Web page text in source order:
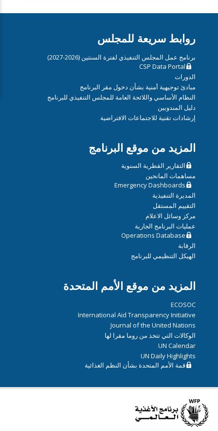
روابط سريعة للمجلس
برنامج عمل المجلس التنفيذي لفترة السنتين (2026-2027)
CSP Data Portal
الدورات
مبادئ توجيهية أمنية بشأن دخول مقر البرنامج
النظام الأساسي واللائحة العامة للمجلس التنفيذي للبرنامج
دليل المندوبين
إرشادات تقنية للاجتماعات الافتراضية
المزيد من موقع البرنامج
التقارير القطرية السنوية
مساهمات المانحين
Emergency Dashboards
المديرة التنفيذية
التقييم المستقل
مركز وسائل الاعلام
عمليات البرنامج الجارية
Operations Database
الرقابة
الهيكل التنظيمي للبرنامج
المزيد من موقع الأمم المتحدة
ECOSOC
International Aid Transparency Initiative
Journal of the United Nations
الوكالات التي تتخذ من روما مقرا لها
UN Calendar
UN Daily Highlights
قمة الأمم المتحدة بشأن النظم الغذائية